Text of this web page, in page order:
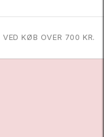
VED KØB OVER 700 KR.